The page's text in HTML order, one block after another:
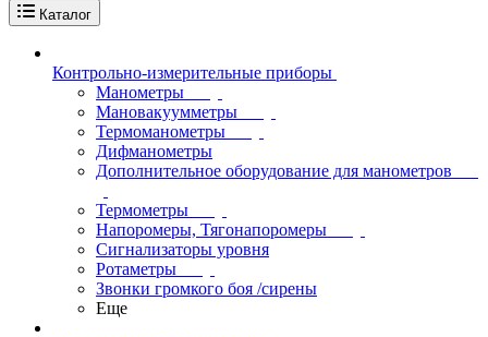
Каталог
Контрольно-измерительные приборы
Манометры
Мановакуумметры
Термоманометры
Дифманометры
Дополнительное оборудование для манометров
Термометры
Напоромеры, Тягонапоромеры
Сигнализаторы уровня
Ротаметры
Звонки громкого боя /сирены
Еще